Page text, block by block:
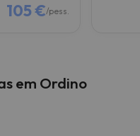
105 €/pess.
em Ordino